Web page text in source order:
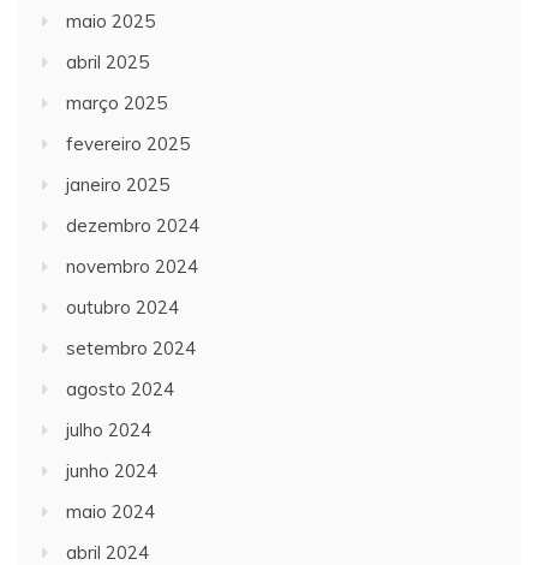
maio 2025
abril 2025
março 2025
fevereiro 2025
janeiro 2025
dezembro 2024
novembro 2024
outubro 2024
setembro 2024
agosto 2024
julho 2024
junho 2024
maio 2024
abril 2024